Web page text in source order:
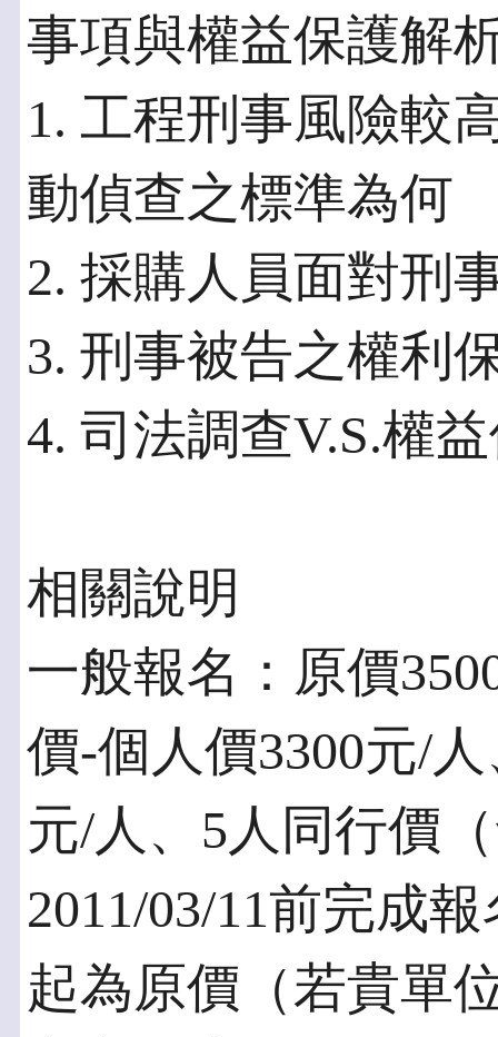
事項與權益保護解
1. 工程刑事風險較
動偵查之標準為何
2. 採購人員面對刑
3. 刑事被告之權利
4. 司法調查V.S.權
相關說明
一般報名：原價
價-個人價3300元/
元/人、5人同行價
2011/03/11前完成
起為原價（若貴單